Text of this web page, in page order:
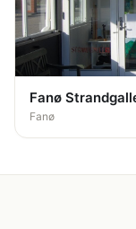
Fanø
Fanø